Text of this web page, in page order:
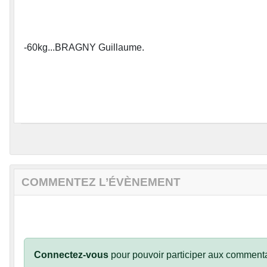
-60kg...BRAGNY Guillaume.
COMMENTEZ L’ÉVÈNEMENT
Connectez-vous pour pouvoir participer aux